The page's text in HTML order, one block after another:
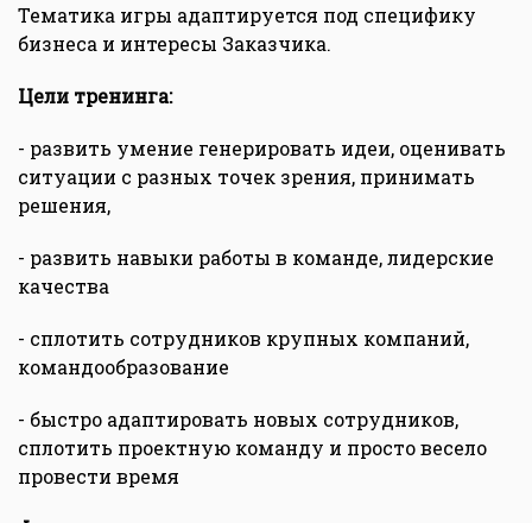
Тематика игры адаптируется под специфику
бизнеса и интересы Заказчика.
Цели тренинга:
- развить умение генерировать идеи, оценивать
ситуации с разных точек зрения, принимать
решения,
- развить навыки работы в команде, лидерские
качества
- сплотить сотрудников крупных компаний,
командообразование
- быстро адаптировать новых сотрудников,
сплотить проектную команду и просто весело
провести время